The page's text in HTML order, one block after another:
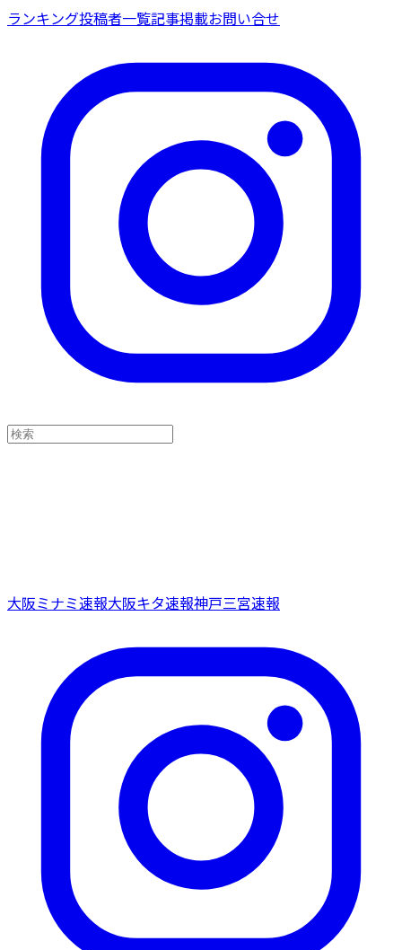
ランキング投稿者一覧記事掲載お問い合せ
大阪ミナミ速報大阪キタ速報神戸三宮速報